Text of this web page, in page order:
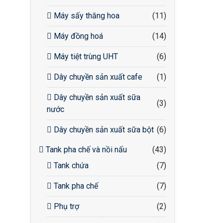
Máy sấy thăng hoa (11)
Máy đồng hoá (14)
Máy tiệt trùng UHT (6)
Dây chuyền sản xuất cafe (1)
Dây chuyền sản xuất sữa
nước
(3)
Dây chuyền sản xuất sữa bột (6)
Tank pha chế và nồi nấu
(43)
Tank chứa
(7)
Tank pha chế (7)
Phụ trợ (2)